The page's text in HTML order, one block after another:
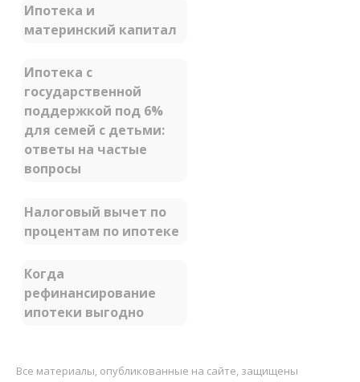
Ипотека и
материнский капитал
Ипотека с
государственной
поддержкой под 6%
для семей с детьми:
ответы на частые
вопросы
Налоговый вычет по
процентам по ипотеке
Когда
рефинансирование
ипотеки выгодно
Все материалы, опубликованные на сайте, защищены